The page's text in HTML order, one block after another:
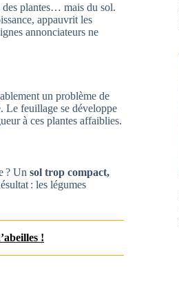
des plantes… mais du sol.
appauvrit les
annonciateurs ne
un problème de
Le feuillage se développe
à ces plantes affaiblies.
? Un sol trop compact,
: les légumes
!